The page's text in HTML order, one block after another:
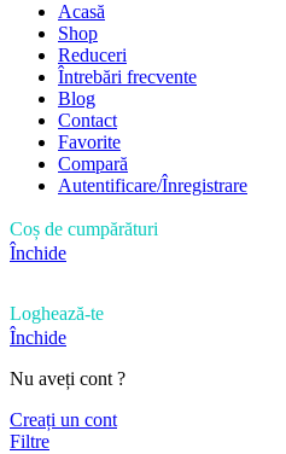
Acasă
Shop
Reduceri
Întrebări frecvente
Blog
Contact
Favorite
Compară
Autentificare/Înregistrare
Coș de cumpărături
Închide
Loghează-te
Închide
Nu aveți cont ?
Creați un cont
Filtre